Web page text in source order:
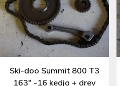
Ski-doo Summit 800 T3
163″ -16 kedja + drev